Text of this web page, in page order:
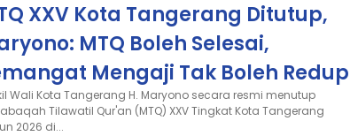
XXV Kota Tangerang Ditutup,
MTQ Boleh Selesai,
Mengaji Tak Boleh Redup
Wali Kota Tangerang H. Maryono secara resmi menutup
Tilawatil Qur'an (MTQ) XXV Tingkat Kota Tangerang
2026 di...